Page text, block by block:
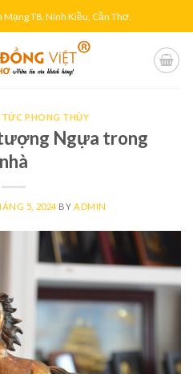
T8, Ninh Kiều, Cần Thơ.
PHONG THỦY
Ngựa trong
nhà
5, 2024BY ADMIN